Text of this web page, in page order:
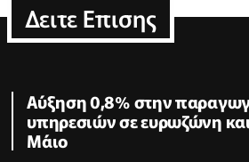
Δειτε Επισης
Αύξηση 0,8% στην
υπηρεσιών σε ευρωζώνη
Μάιο